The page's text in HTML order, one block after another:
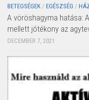
BETEGSÉGEK / EGÉSZSÉG /
A vöröshagyma hatása:
mellett jótékony az
DECEMBER 7, 2021